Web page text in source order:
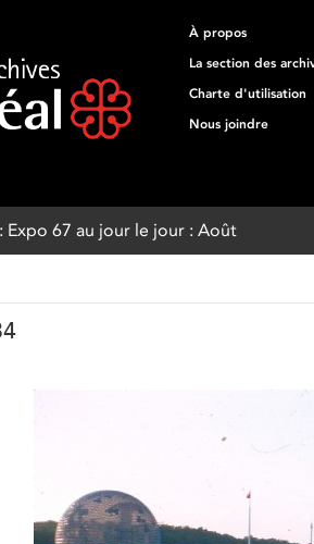
À propos
La section des
Charte d'utilisation
Nous joindre
Expo 67 au jour le jour : Août